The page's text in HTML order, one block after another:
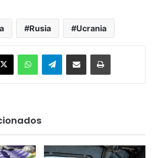
Rusia Ucrania
X WhatsAppTelegramEnviar vía email Imprimir